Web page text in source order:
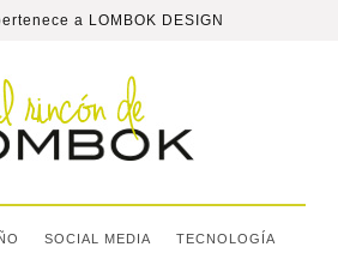
a LOMBOK DESIGN
SOCIAL MEDIA TECNOLOGÍA